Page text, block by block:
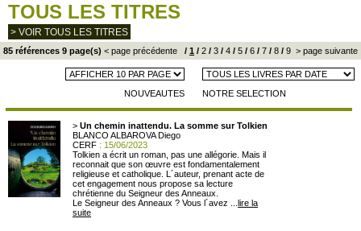
TOUS LES TITRES
> VOIR TOUS LES TITRES
85 références 9 page(s) < page précédente / 1 / 2 / 3 / 4 / 5 / 6 / 7 / 8 / 9 > page suivante
NOUVEAUTES NOTRE SELECTION
> Un chemin inattendu. La somme sur Tolkien
BLANCO ALBAROVA Diego
CERF : 15/06/2023
Tolkien a écrit un roman, pas une allégorie. Mais il
reconnait que son œuvre est fondamentalement
religieuse et catholique. L´auteur, prenant acte de
cet engagement nous propose sa lecture
chrétienne du Seigneur des Anneaux.
Le Seigneur des Anneaux ? Vous l´avez ... lire la
suite